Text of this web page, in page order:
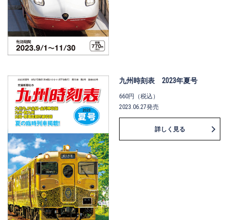
九州時刻表 2023年夏号
660円（税込）
2023.06.27発売
詳しく見る